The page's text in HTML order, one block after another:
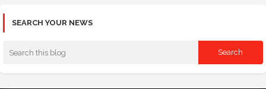
SEARCH YOUR NEWS